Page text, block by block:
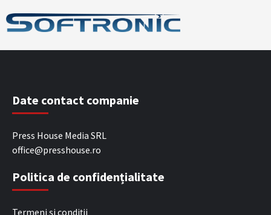
Date contact companie
Press House Media SRL
office@presshouse.ro
Politica de confidențialitate
Termeni și condiții